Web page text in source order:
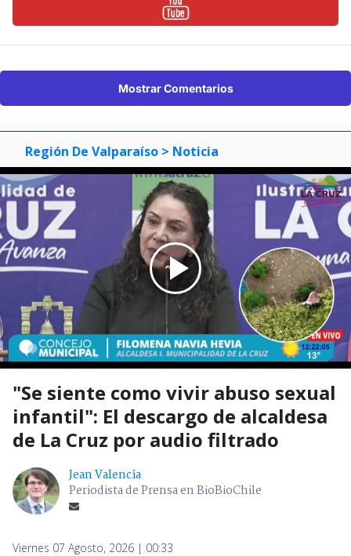
Mostrar Comentarios
Región De Valparaíso > Noticia
"Se siente como vivir abuso sexual
infantil": El descargo de alcaldesa
de La Cruz por audio filtrado
Jean Valencia
Periodista de Prensa en BioBioChile
Viernes 07 Agosto, 2026 | 00:33